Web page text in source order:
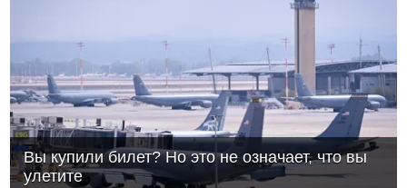
Вы купили билет? Но это не означает, что вы
улетите